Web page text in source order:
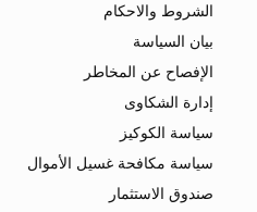
الشروط والاحكام
بيان السياسة
الإفصاح عن المخاطر
إدارة الشكاوى
سياسة الكوكيز
سياسة مكافحة غسيل الأموال
صندوق الاستثمار